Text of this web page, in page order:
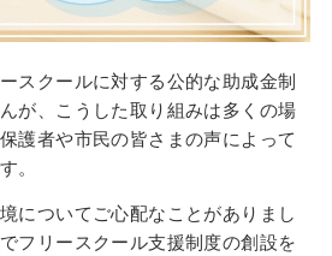
スクールに対する公的な助成金制
が、こうした取り組みは多くの場
護者や市民の皆さまの声によって
。
についてご心配なことがありまし
フリースクール支援制度の創設を